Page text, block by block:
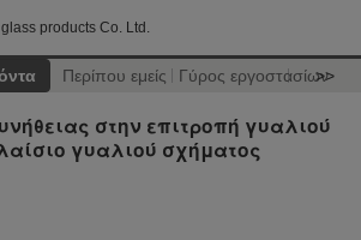
products Co. Ltd.
Περίπου εμείς Γύρος εργοστασίων
>>
στην επιτροπή γυαλιού
γυαλιού σχήματος